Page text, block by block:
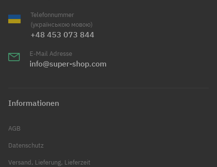
Telefonnummer
(українською мовою)
+48 453 073 844
E-Mail Adresse
info@super-shop.com
Informationen
AGB
Datenschutz
Versand, Lieferung, Lieferzeit